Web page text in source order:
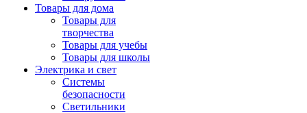
Товары для дома
Товары для
творчества
Товары для учебы
Товары для школы
Электрика и свет
Системы
безопасности
Светильники